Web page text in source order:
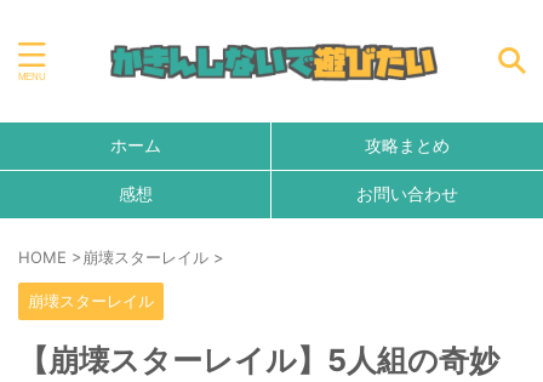
ホーム 攻略まとめ
感想 お問い合わせ
HOME >崩壊スターレイル >
崩壊スターレイル
【崩壊スターレイル】5人組の奇妙